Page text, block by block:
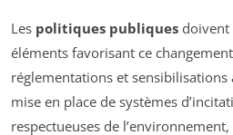
Les politiques publiques doivent
éléments favorisant ce
réglementations et sensibilisations
mise en place de systèmes
respectueuses de